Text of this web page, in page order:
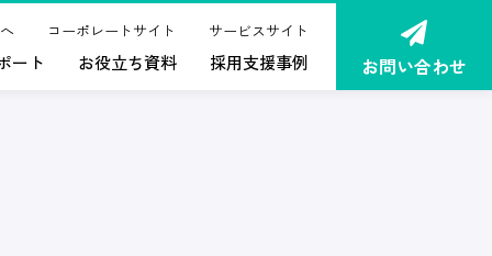
コーポレートサイト サービスサイト
ート お役立ち資料 採用支援事例 お問い合わせ